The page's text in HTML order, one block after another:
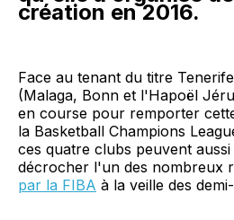
création en 2016.
Face au tenant du titre
(Malaga, Bonn et l'Hapoël
en course pour remporter
la Basketball Champions
ces quatre clubs peuvent
décrocher l'un des nombreux
par la FIBA à la veille des